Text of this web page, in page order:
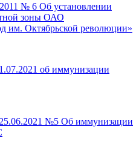
№ 6 Об установлении
зоны ОАО
им. Октябрьской революции»
об иммунизации
№5 Об иммунизации